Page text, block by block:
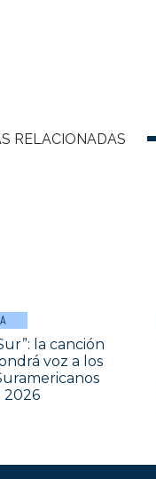
RELACIONADAS
la canción
voz a los
2026